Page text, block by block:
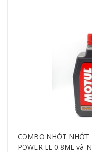
COMBO NHỚT NHỚT
POWER LE 0.8ML và